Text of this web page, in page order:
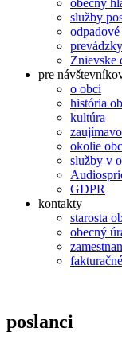
obecný
služby
Znievske
pre
o obci
história
kultúra
okolie
služby v
GDPR
kontakty
starosta
obecný
poslanci